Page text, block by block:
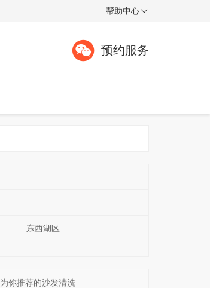
帮助中心
预约服务
东西湖区
为你推荐的沙发清洗